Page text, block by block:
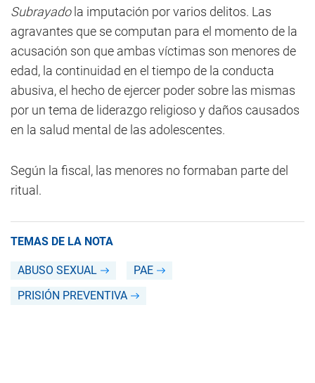
Subrayadola imputación por varios delitos. Las
agravantes que se computan para el momento de la
acusación son que ambas víctimas son menores de
edad, la continuidad en el tiempo de la conducta
abusiva, el hecho de ejercer poder sobre las mismas
por un tema de liderazgo religioso y daños causados
en la salud mental de las adolescentes.
Según la fiscal, las menores no formaban parte del
ritual.
TEMAS DE LA NOTA
ABUSO SEXUAL
PAE
PRISIÓN PREVENTIVA